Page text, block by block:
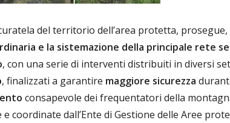
del territorio dell’area protetta, prosegue,
e la sistemazione della principale rete
, con una serie di interventi distribuiti in diversi
, finalizzati a garantire maggiore sicurezza
consapevole dei frequentatori della
coordinate dall’Ente di Gestione delle Aree